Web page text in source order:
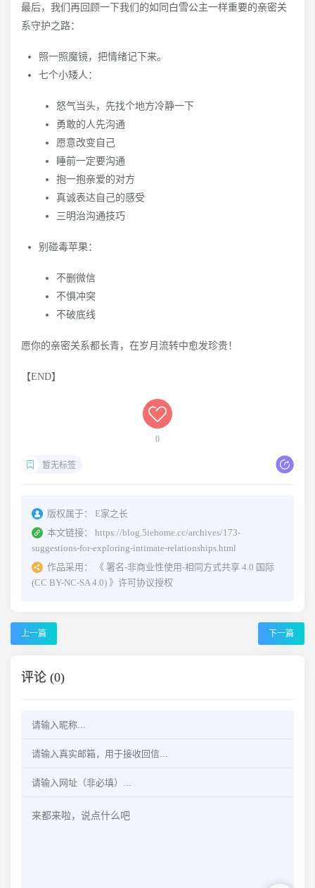
最后，我们再回顾一下我们的如同白雪公主一样重要的亲密关
系守护之路：
照一照魔镜，把情绪记下来。
七个小矮人：
怒气当头，先找个地方冷静一下
勇敢的人先沟通
愿意改变自己
睡前一定要沟通
抱一抱亲爱的对方
真诚表达自己的感受
三明治沟通技巧
别碰毒苹果：
不删微信
不惧冲突
不破底线
愿你的亲密关系都长青，在岁月流转中愈发珍贵！
【END】
0
暂无标签
版权属于：
E家之长
本文链接：
https://blog.5iehome.cc/archives/173-
suggestions-for-exploring-intimate-relationships.html
作品采用：
《 署名-非商业性使用-相同方式共享 4.0 国际
(CC BY-NC-SA 4.0) 》许可协议授权
上一篇 下一篇
评论 (0)